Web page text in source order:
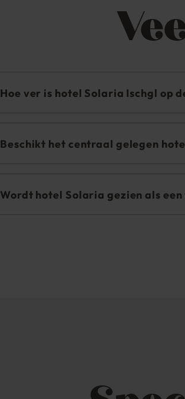
Hoe ver is hotel Solaria Ischgl op
Beschikt het centraal gelegen
Wordt hotel Solaria gezien als